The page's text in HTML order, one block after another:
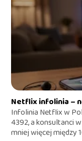
Netflix infolinia –
Infolinia Netflix w
4392, a konsultanci
mniej więcej między